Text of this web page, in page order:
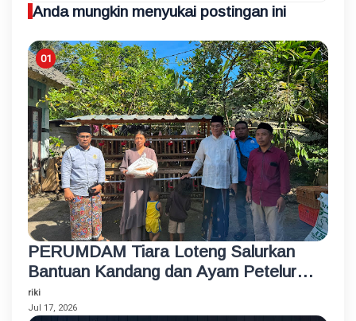
Anda mungkin menyukai postingan ini
PERUMDAM Tiara Loteng Salurkan
Bantuan Kandang dan Ayam Petelur
Rumahan untuk Santri Korban
Kebakaran
riki
Jul 17, 2026